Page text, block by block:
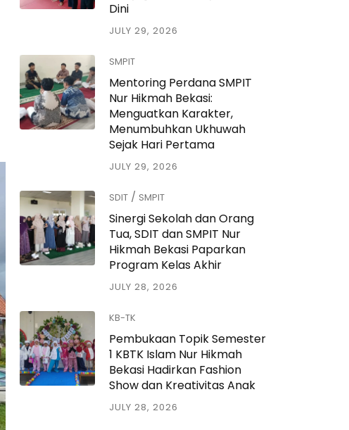
Dini
JULY 29, 2026
SMPIT
Mentoring Perdana SMPIT
Nur Hikmah Bekasi:
Menguatkan Karakter,
Menumbuhkan Ukhuwah
Sejak Hari Pertama
JULY 29, 2026
SDIT/ SMPIT
Sinergi Sekolah dan Orang
Tua, SDIT dan SMPIT Nur
Hikmah Bekasi Paparkan
Program Kelas Akhir
JULY 28, 2026
KB-TK
Pembukaan Topik Semester
1 KBTK Islam Nur Hikmah
Bekasi Hadirkan Fashion
Show dan Kreativitas Anak
JULY 28, 2026